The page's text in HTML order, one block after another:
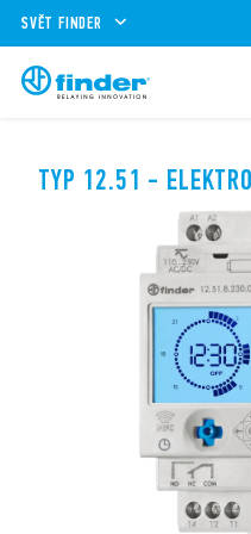
SVĚT FINDER
TYP 12.51 -